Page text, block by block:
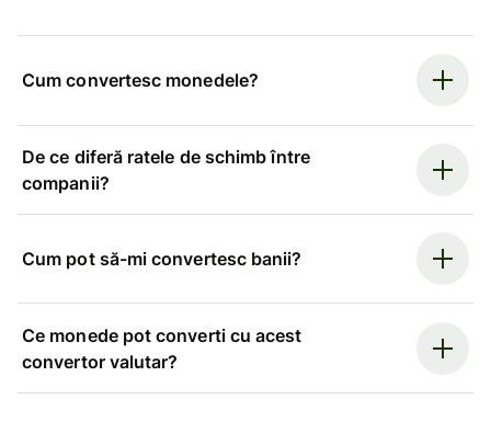
Cum convertesc monedele?
De ce diferă ratele de schimb între
companii?
Cum pot să-mi convertesc banii?
Ce monede pot converti cu acest
convertor valutar?